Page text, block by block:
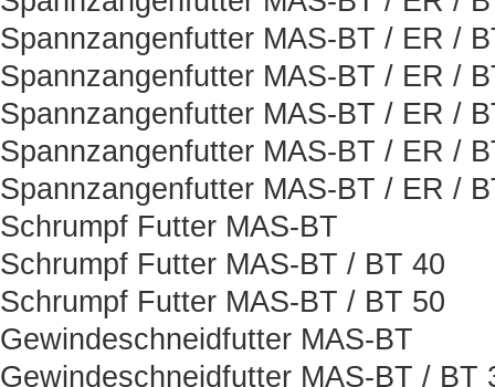
Spannzangenfutter MAS-BT / ER /
Spannzangenfutter MAS-BT / ER /
Spannzangenfutter MAS-BT / ER /
Spannzangenfutter MAS-BT / ER /
Spannzangenfutter MAS-BT / ER /
Schrumpf Futter MAS-BT
Schrumpf Futter MAS-BT / BT 40
Schrumpf Futter MAS-BT / BT 50
Gewindeschneidfutter MAS-BT
Gewindeschneidfutter MAS-BT / BT